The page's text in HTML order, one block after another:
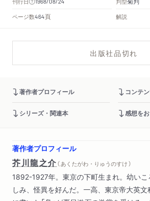
ページ数464頁 解説
出版社品切れ
著作者プロフィール コンテ
シリーズ・関連本 感想を
著作者プロフィール
芥川龍之介 （ あくたがわ・りゅうのすけ ）
1892-1927年。東京の下町生まれ。幼い
しみ、怪異を好んだ。一高、東京帝大英